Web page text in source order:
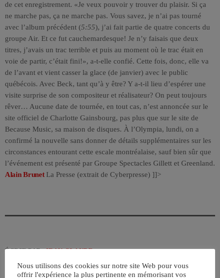
de cet enregistrement. «Je veux pouvoir y trouver du plaisir. Si ça
ne marche pas, ça ne marche pas. Vous savez, je n’ai pas tourné
avec l’album précédent (5:55), j’ai fait partie de quatre concerts du
groupe Air. Et ce fut cauchemardesque! Je n’y faisais que deux
titres, j’avais un trac terrible et puis au moment où le trac était en
voie de partir, c’était fini!», a-t-elle confié. Cette fois, donc, elle va
de l’avant et vient casser la glace (de janvier) avec le public
québécois. Avec Beck, tant qu’à y être? Y a-t-il lieu d’espérer une
visite surprise de son compositeur et réalisateur? On peut toujours
rêver… Aucune date de tournée, en tout cas, n’est annoncée sur le
site officiel de Charlotte Gainsbourg, pas plus que sur le site de
Because Music, sa maison de disques. À l’Olympia, lundi, on a
confirmé la nouvelle sans donner de détails supplémentaires sur les
circonstances entourant cette escale montréalaise, sauf bien sûr que
l’événement est présenté par Groupe Spectacles Gillett et Greenland.
Alain BrunetLa Presse (extrait de Cyberpresse) ]]>
ÉCRIT PAR:JEAN-CLAUDE
CHANSON FRANCE QUÉBEC
Nous utilisons des cookies sur notre site Web pour vous
offrir l'expérience la plus pertinente en mémorisant vos